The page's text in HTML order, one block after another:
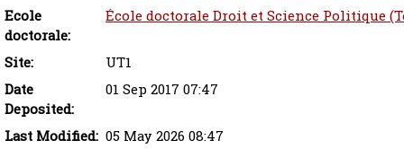
Ecole
doctorale:
École doctorale Droit et Science Politique
Site:
UT1
Date
Deposited:
01 Sep 2017 07:47
Last Modified: 05 May 2026 08:47